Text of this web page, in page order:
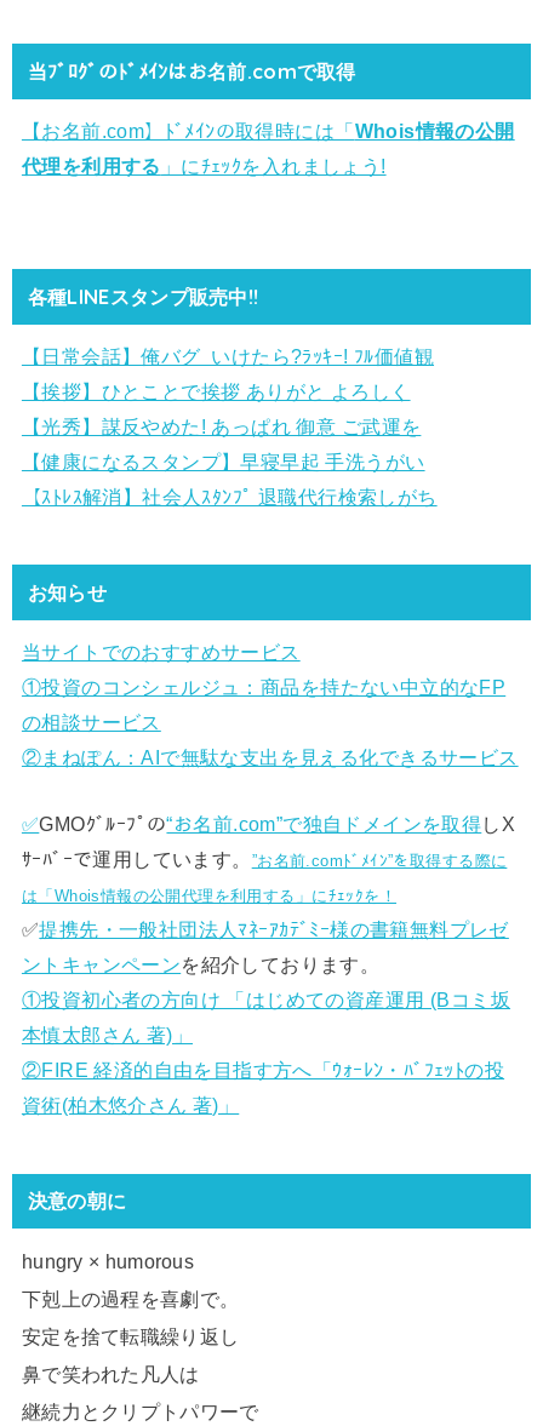
当ﾌﾞﾛｸﾞのﾄﾞﾒｲﾝはお名前.comで取得
【お名前.com】ﾄﾞﾒｲﾝの取得時には「Whois情報の公開
代理を利用する 」にﾁｪｯｸを入れましょう!
各種LINEスタンプ販売中!!
【日常会話】俺バグ いけたら?ﾗｯｷｰ! ﾌﾙ価値観
【挨拶】ひとことで挨拶 ありがと よろしく
【光秀】謀反やめた! あっぱれ 御意 ご武運を
【健康になるスタンプ】早寝早起 手洗うがい
【ｽﾄﾚｽ解消】社会人ｽﾀﾝﾌﾟ 退職代行検索しがち
お知らせ
当サイトでのおすすめサービス
①投資のコンシェルジュ：商品を持たない中立的なFP
の相談サービス
②まねぽん：AIで無駄な支出を見える化できるサービス
✅GMOｸﾞﾙｰﾌﾟの“お名前.com”で独自ドメインを取得しX
ｻｰﾊﾞｰで運用しています。 ”お名前.comﾄﾞﾒｲﾝ”を取得する際に
は「Whois情報の公開代理を利用する」にﾁｪｯｸを！
✅提携先・一般社団法人ﾏﾈｰｱｶﾃﾞﾐｰ様の書籍無料プレゼ
ントキャンペーンを紹介しております。
①投資初心者の方向け 「はじめての資産運用 (Bコミ坂
本慎太郎さん 著)」
②FIRE 経済的自由を目指す方へ「ｳｫｰﾚﾝ・ﾊﾞﾌｪｯﾄの投
資術(柏木悠介さん 著)」
決意の朝に
hungry × humorous
下剋上の過程を喜劇で。
安定を捨て転職繰り返し
鼻で笑われた凡人は
継続力とクリプトパワーで